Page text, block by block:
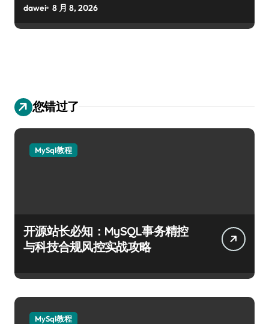
dawei 8 月 8, 2026
您错过了
MySql教程
开源站长必知：MySQL事务精控
与科技合规风控实战攻略
MySql教程